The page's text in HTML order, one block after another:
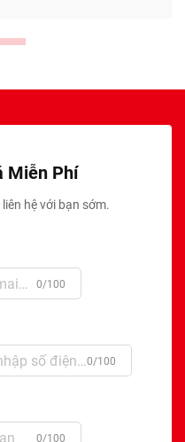
Miễn Phí
hệ với bạn sớm.
0/100
0/100
0/100